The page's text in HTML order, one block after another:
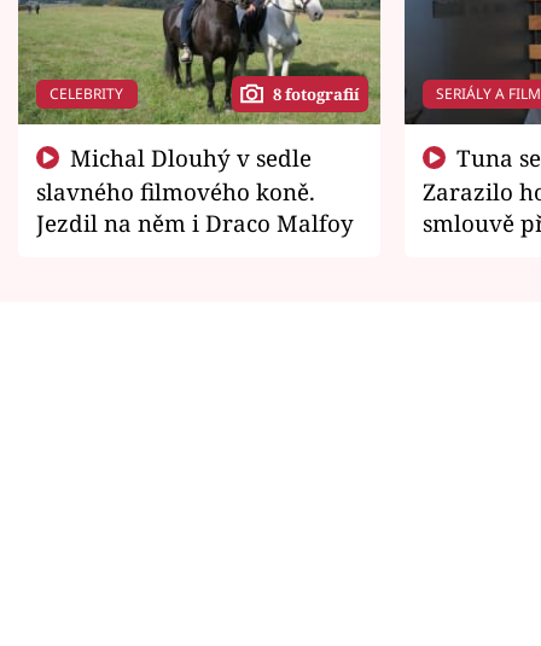
CELEBRITY 8 fotografií
slavného filmového koně.
Jezdil na něm i Draco Malfoy
SERIÁLY A
Zarazilo
smlouvě